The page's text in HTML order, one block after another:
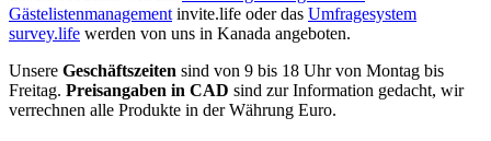
Gästelistenmanagement invite.life oder das Umfragesystem
survey.life werden von uns in Kanada angeboten.
Unsere Geschäftszeiten sind von 9 bis 18 Uhr von Montag bis
Freitag. Preisangaben in CAD sind zur Information gedacht, wir
verrechnen alle Produkte in der Währung Euro.